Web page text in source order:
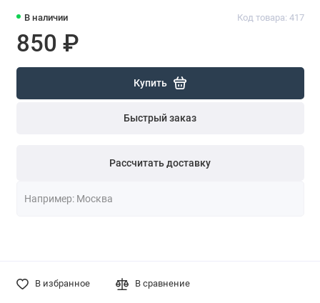
В наличии Код товара: 417
850 ₽
Купить
Быстрый заказ
Рассчитать доставку
В избранное В сравнение